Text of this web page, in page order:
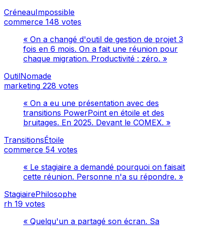
CréneauImpossible
commerce 148 votes
« On a changé d'outil de gestion de projet 3
fois en 6 mois. On a fait une réunion pour
chaque migration. Productivité : zéro. »
OutilNomade
marketing 228 votes
« On a eu une présentation avec des
transitions PowerPoint en étoile et des
bruitages. En 2025. Devant le COMEX. »
TransitionsÉtoile
commerce 54 votes
« Le stagiaire a demandé pourquoi on faisait
cette réunion. Personne n'a su répondre. »
StagiairePhilosophe
rh 19 votes
« Quelqu'un a partagé son écran. Sa